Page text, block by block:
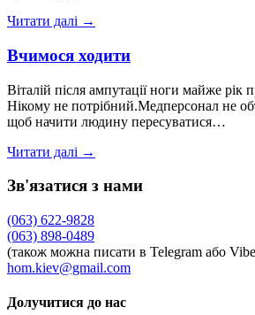
Читати далі →
Вчимося ходити
Віталій після ампутації ноги майже рік
Нікому не потрібний.Медперсонал не
щоб начити людину пересуватися…
Читати далі →
Зв'язатися з нами
(063) 622-9828
(063) 898-0489
(також можна писати в Telegram або
hom.kiev@gmail.com
Долучитися до нас